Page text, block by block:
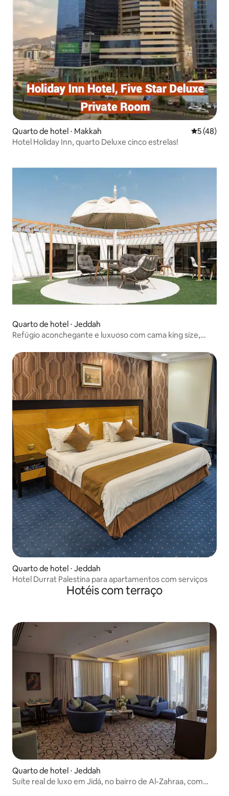
Quarto de hotel ⋅ Makkah 5 de uma
5 (48)
Hotel Holiday Inn, quarto Deluxe cinco estrelas!
Quarto de hotel ⋅ Jeddah
Refúgio aconchegante e luxuoso com cama king size,
Quarto de hotel ⋅ Jeddah
Hotel Durrat Palestina para apartamentos com serviços
Hotéis com terraço
Quarto de hotel ⋅ Jeddah
Suíte real de luxo em Jidá, no bairro de Al-Zahraa, com